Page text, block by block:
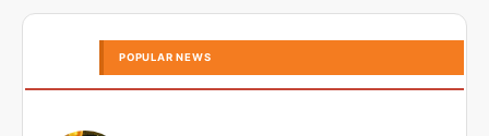
POPULAR NEWS